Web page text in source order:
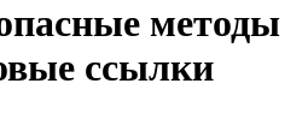
методы
ссылки